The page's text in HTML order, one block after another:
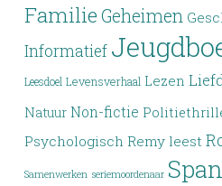
Familie Geheimen
Informatief
Leesdoel Levensverhaal Lezen
Natuur Non-fictie
Psychologisch Remy leest
Samenwerken seriemoordenaar